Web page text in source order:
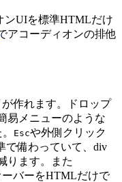
ンUIを標準HTMLだけ
アコーディオンの排他
作れます。ドロップ
易メニューのような
Escや外側クリック
で備わっていて、div
ります。また
バーをHTMLだけで